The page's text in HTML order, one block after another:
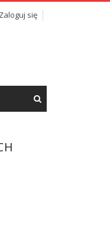
Zaloguj się